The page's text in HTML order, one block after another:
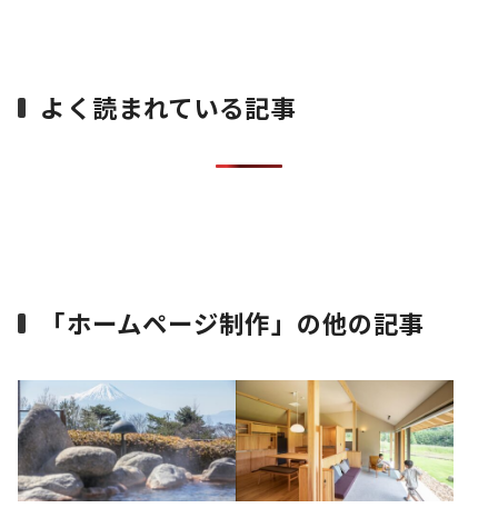
よく読まれている記事
「ホームページ制作」の他の記事